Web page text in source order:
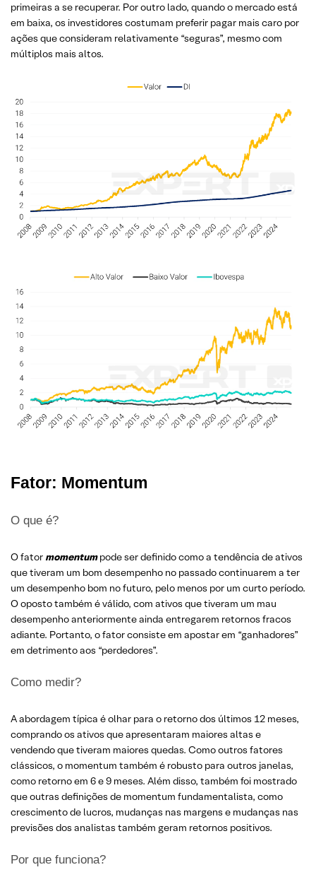
primeiras a se recuperar. Por outro lado, quando o mercado está
em baixa, os investidores costumam preferir pagar mais caro por
ações que consideram relativamente “seguras”, mesmo com
múltiplos mais altos.
Fator: Momentum
O que é?
O fator momentumpode ser definido como a tendência de ativos
que tiveram um bom desempenho no passado continuarem a ter
um desempenho bom no futuro, pelo menos por um curto período.
O oposto também é válido, com ativos que tiveram um mau
desempenho anteriormente ainda entregarem retornos fracos
adiante. Portanto, o fator consiste em apostar em “ganhadores”
em detrimento aos “perdedores”.
Como medir?
A abordagem típica é olhar para o retorno dos últimos 12 meses,
comprando os ativos que apresentaram maiores altas e
vendendo que tiveram maiores quedas. Como outros fatores
clássicos, o momentum também é robusto para outros janelas,
como retorno em 6 e 9 meses. Além disso, também foi mostrado
que outras definições de momentum fundamentalista, como
crescimento de lucros, mudanças nas margens e mudanças nas
previsões dos analistas também geram retornos positivos.
Por que funciona?